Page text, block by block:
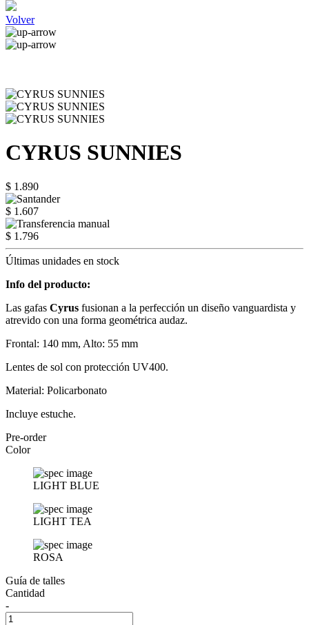
Volver
CYRUS SUNNIES
$ 1.890
$ 1.607
$ 1.796
Últimas unidades en stock
Info del producto:
Las gafas Cyrus fusionan a la perfección un diseño vanguardista y
atrevido con una forma geométrica audaz.
Frontal: 140 mm, Alto: 55 mm
Lentes de sol con protección UV400.
Material: Policarbonato
Incluye estuche.
Pre-order
Color
LIGHT BLUE
LIGHT TEA
ROSA
Guía de talles
Cantidad
-